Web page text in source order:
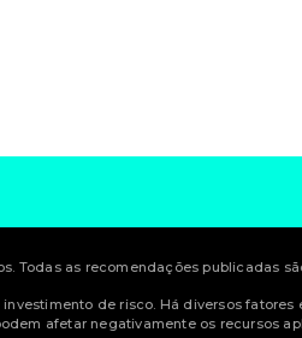
Todas as recomendações publicadas
de risco. Há diversos
afetar negativamente os recursos